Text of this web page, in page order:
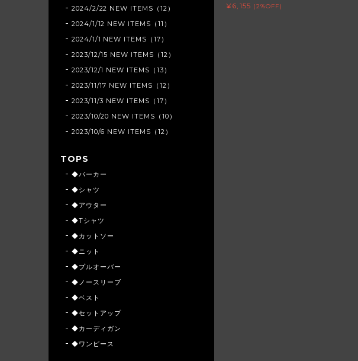
¥6,155 (2%OFF)
2024/2/22 NEW ITEMS（12）
2024/1/12 NEW ITEMS（11）
2024/1/1 NEW ITEMS（17）
2023/12/15 NEW ITEMS（12）
2023/12/1 NEW ITEMS（13）
2023/11/17 NEW ITEMS（12）
2023/11/3 NEW ITEMS（17）
2023/10/20 NEW ITEMS（10）
2023/10/6 NEW ITEMS（12）
TOPS
◆パーカー
◆シャツ
◆アウター
◆Tシャツ
◆カットソー
◆ニット
◆プルオーバー
◆ノースリーブ
◆ベスト
◆セットアップ
◆カーディガン
◆ワンピース